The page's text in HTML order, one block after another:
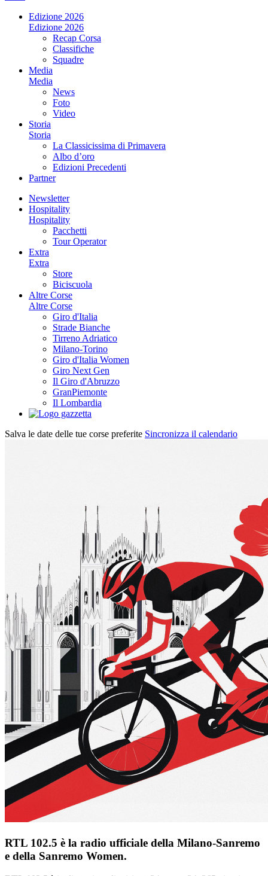
Edizione 2026
Edizione 2026
Recap Corsa
Classifiche
Squadre
Media
Media
News
Foto
Video
Storia
Storia
La Classicissima di Primavera
Albo d’oro
Edizioni Precedenti
Partner
Newsletter
Hospitality
Hospitality
Pacchetti
Tour Operator
Extra
Extra
Store
Biciscuola
Altre Corse
Altre Corse
Giro d'Italia
Strade Bianche
Tirreno Adriatico
Milano-Torino
Giro d'Italia Women
Giro Next Gen
Il Giro d'Abruzzo
GranPiemonte
Il Lombardia
Salva le date delle tue corse preferite Sincronizza il calendario
RTL 102.5 è la radio ufficiale della Milano-Sanremo
e della Sanremo Women.